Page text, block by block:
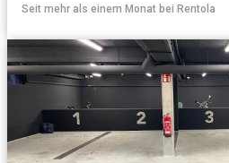
Seit mehr als einem Monat bei Rentola